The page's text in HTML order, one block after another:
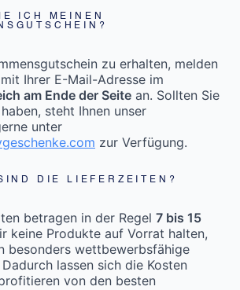
ICH MEINEN
zu erhalten, melden
Ihrer E-Mail-Adresse im
am Ende der Seite an. Sollten Sie
steht Ihnen unser
unter
zur Verfügung.
DIE LIEFERZEITEN?
betragen in der Regel 7 bis 15
keine Produkte auf Vorrat halten,
besonders wettbewerbsfähige
lassen sich die Kosten
von den besten